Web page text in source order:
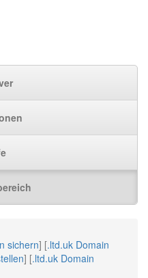
sichern] [.ltd.uk Domain
] [.ltd.uk Domain